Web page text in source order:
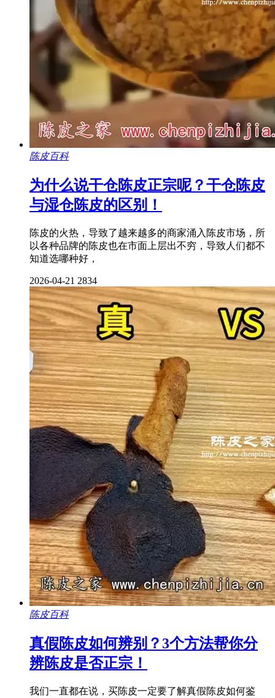
陈皮百科
为什么说干仓陈皮正宗呢？干仓陈皮
与湿仓陈皮的区别！
陈皮的火热，导致了越来越多的商家涌入陈皮市场，所
以各种品牌的陈皮也在市面上层出不穷，导致人们都不
知道选哪种好，
2026-04-21 2834
陈皮百科
真假陈皮如何辨别？3个方法帮你分
辨陈皮是否正宗！
我们一直都在说，买陈皮一定要了解真假陈皮如何鉴